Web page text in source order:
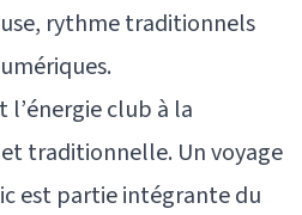
rythme traditionnels
l’énergie club à la
traditionnelle. Un voyage
est partie intégrante du